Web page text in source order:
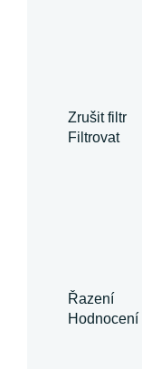
Zrušit filtr
Filtrovat
Řazení
Hodnocení